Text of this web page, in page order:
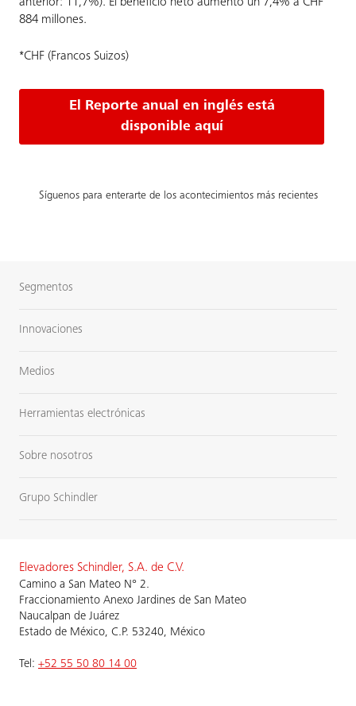
884 millones.
*CHF (Francos Suizos)
El Reporte anual en inglés está
disponible aquí
Síguenos para enterarte de los acontecimientos más recientes
Segmentos
Innovaciones
Medios
Herramientas electrónicas
Sobre nosotros
Grupo Schindler
Elevadores Schindler, S.A. de C.V.
Camino a San Mateo N° 2.
Fraccionamiento Anexo Jardines de San Mateo
Naucalpan de Juárez
Estado de México, C.P. 53240, México
Tel: +52 55 50 80 14 00